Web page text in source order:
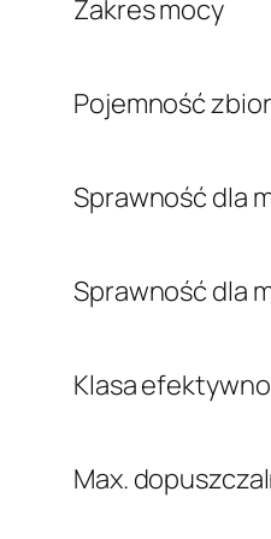
Zakres mocy
Pojemność
Sprawność dla
Sprawność dla
Klasa
Max.